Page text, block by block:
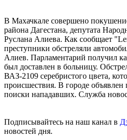
В Махачкале совершено
района Дагестана, депутата
Руслана Алиева. Как сообщает
преступники обстреляли
Алиев. Парламентарий получил
был доставлен в больницу.
ВАЗ-2109 серебристого цвета,
происшествия. В городе объявлен
поиски нападавших. Служба
Подписывайтесь на наш канал в
новостей дня.